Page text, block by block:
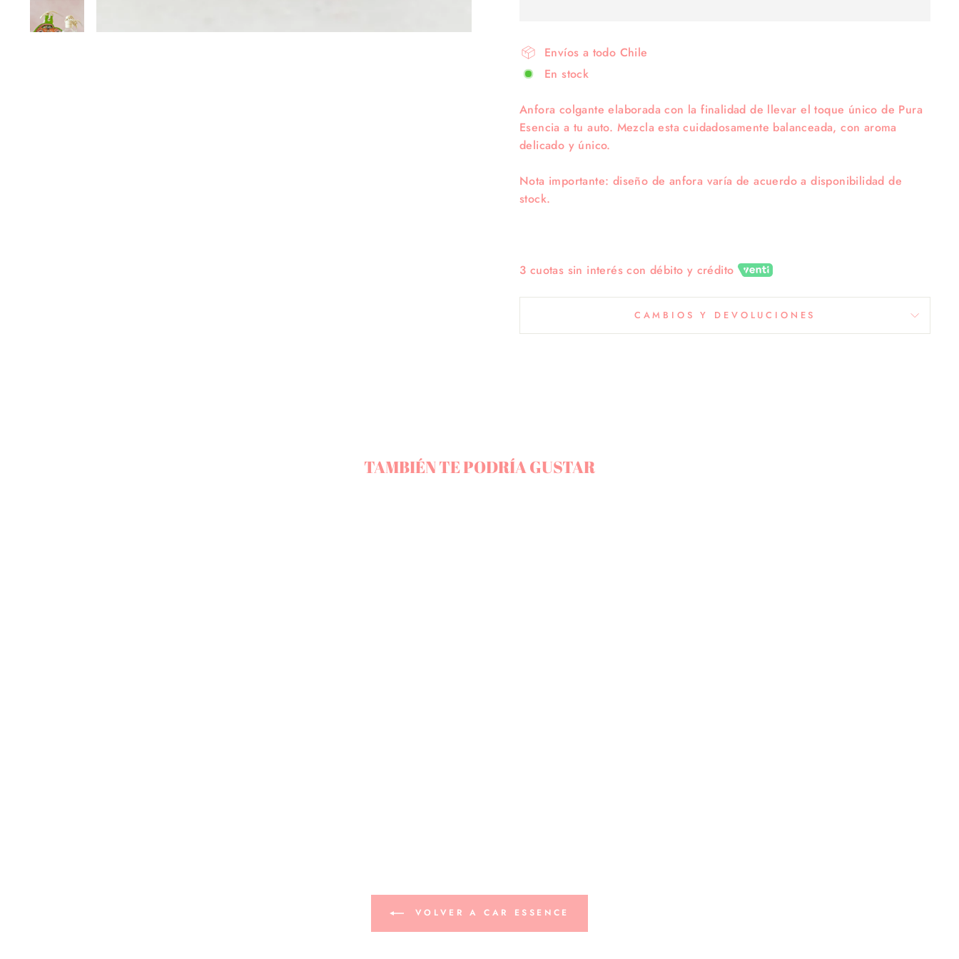
Envíos a todo Chile
En stock
Anfora colgante elaborada con la finalidad de llevar el toque único de Pura
Esencia a tu auto. Mezcla esta cuidadosamente balanceada, con aroma
delicado y único.
Nota importante: diseño de anfora varía de acuerdo a disponibilidad de
stock.
3 cuotas sin interés con débito y crédito
CAMBIOS Y DEVOLUCIONES
TAMBIÉN TE PODRÍA GUSTAR
VOLVER A CAR ESSENCE